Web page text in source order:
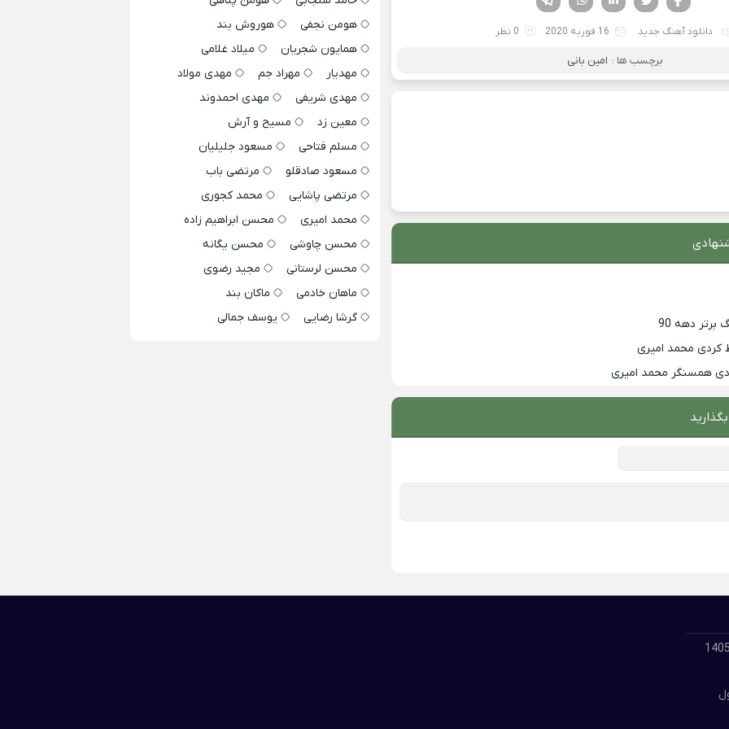
دانلود آهنگ جدید 16 فوریه 2020 0 نظر
برچسب ها : امین بانی
کردی محمد امیری
همسنگر محمد امیری
هومن نجفی
هوروش بند
همایون شجریان
میلاد غلامی
مهدیار
مهراد جم
مهدی مولاد
مهدی شریفی
مهدی احمدوند
معین زد
مسیح و آرش
مسلم فتاحی
مسعود جلیلیان
مسعود صادقلو
مرتضی باب
مرتضی پاشایی
محمد کجوری
محمد امیری
محسن ابراهیم زاده
محسن چاوشی
محسن یگانه
محسن لرستانی
مجید رضوی
ماهان خادمی
ماکان بند
گرشا رضایی
یوسف جمالی
بهترین آهنگ های مسعود جلیلیان 1405